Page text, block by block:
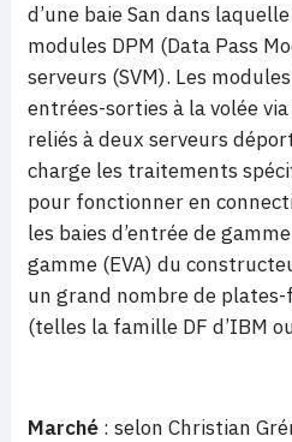
d’une baie San dans
modules DPM (Data Pass
serveurs (SVM). Les
entrées-sorties à la volée
reliés à deux serveurs
charge les traitements
pour fonctionner en
les baies d’entrée de
gamme (EVA) du
un grand nombre de
(telles la famille DF d’IBM ou
Marché : selon Christian